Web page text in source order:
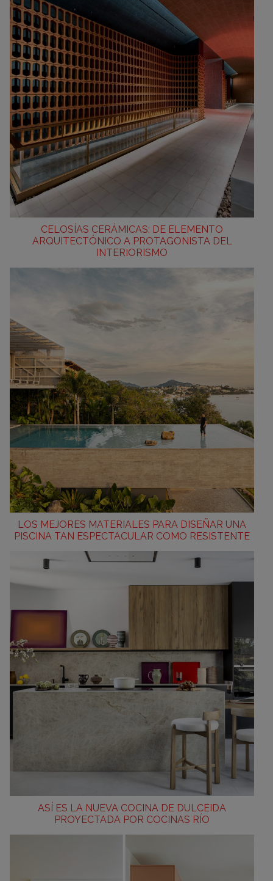
CELOSÍAS CERÁMICAS: DE ELEMENTO
ARQUITECTÓNICO A PROTAGONISTA DEL
INTERIORISMO
LOS MEJORES MATERIALES PARA DISEÑAR UNA
PISCINA TAN ESPECTACULAR COMO RESISTENTE
ASÍ ES LA NUEVA COCINA DE DULCEIDA
PROYECTADA POR COCINAS RÍO